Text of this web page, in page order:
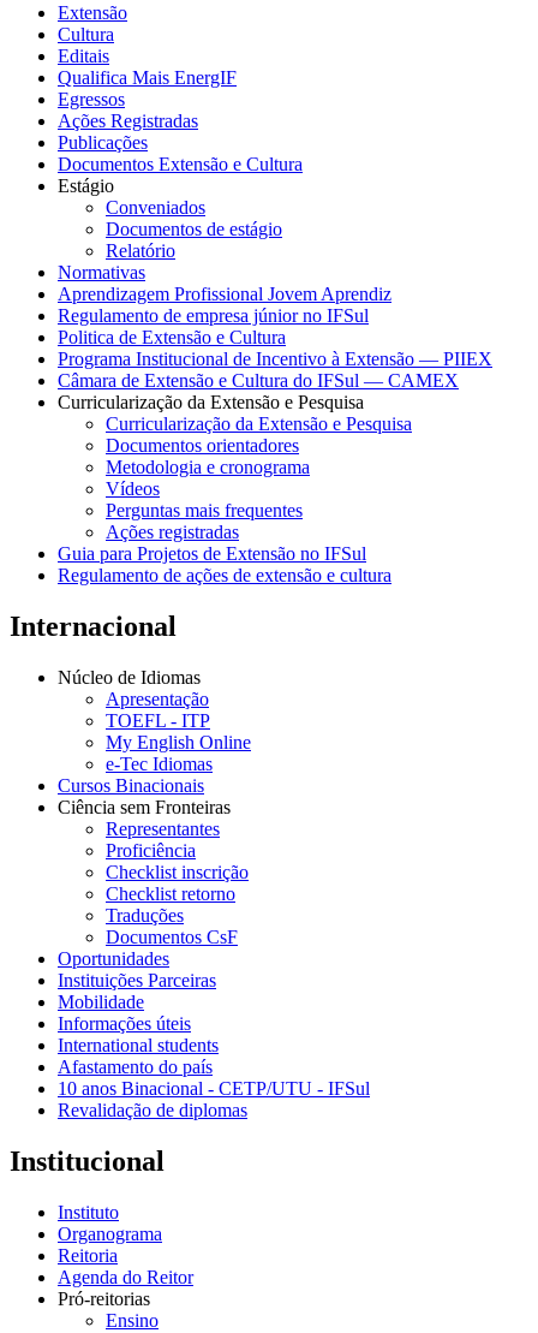
Extensão
Cultura
Editais
Qualifica Mais EnergIF
Egressos
Ações Registradas
Publicações
Documentos Extensão e Cultura
Estágio
Conveniados
Documentos de estágio
Relatório
Normativas
Aprendizagem Profissional Jovem Aprendiz
Regulamento de empresa júnior no IFSul
Politica de Extensão e Cultura
Programa Institucional de Incentivo à Extensão — PIIEX
Câmara de Extensão e Cultura do IFSul — CAMEX
Curricularização da Extensão e Pesquisa
Curricularização da Extensão e Pesquisa
Documentos orientadores
Metodologia e cronograma
Vídeos
Perguntas mais frequentes
Ações registradas
Guia para Projetos de Extensão no IFSul
Regulamento de ações de extensão e cultura
Internacional
Núcleo de Idiomas
Apresentação
TOEFL - ITP
My English Online
e-Tec Idiomas
Cursos Binacionais
Ciência sem Fronteiras
Representantes
Proficiência
Checklist inscrição
Checklist retorno
Traduções
Documentos CsF
Oportunidades
Instituições Parceiras
Mobilidade
Informações úteis
International students
Afastamento do país
10 anos Binacional - CETP/UTU - IFSul
Revalidação de diplomas
Institucional
Instituto
Organograma
Reitoria
Agenda do Reitor
Pró-reitorias
Ensino